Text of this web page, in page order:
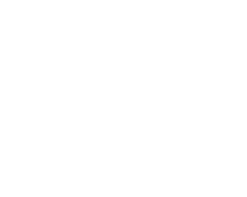
potrubí ARIA FLAT 500 je určená na